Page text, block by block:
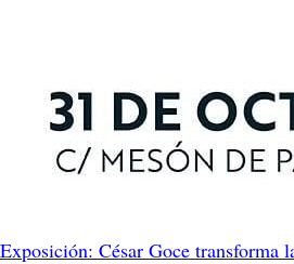
Exposición: César Goce transforma